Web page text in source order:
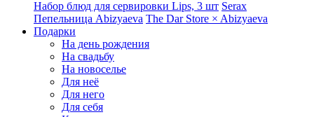
Набор блюд для сервировки Lips, 3 шт Serax
Пепельница Abizyaeva The Dar Store × Abizyaeva
Подарки
На день рождения
На свадьбу
На новоселье
Для неё
Для него
Для себя